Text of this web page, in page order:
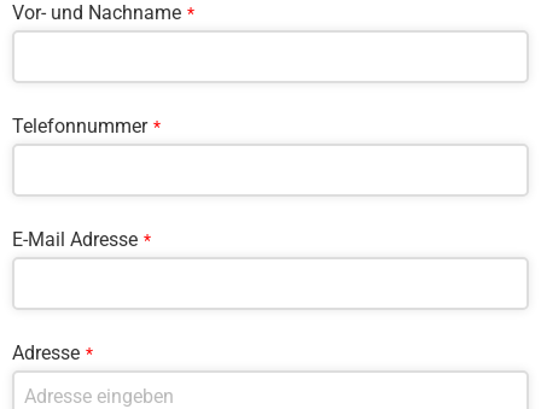
Vor- und Nachname *
Telefonnummer *
E-Mail Adresse *
Adresse *